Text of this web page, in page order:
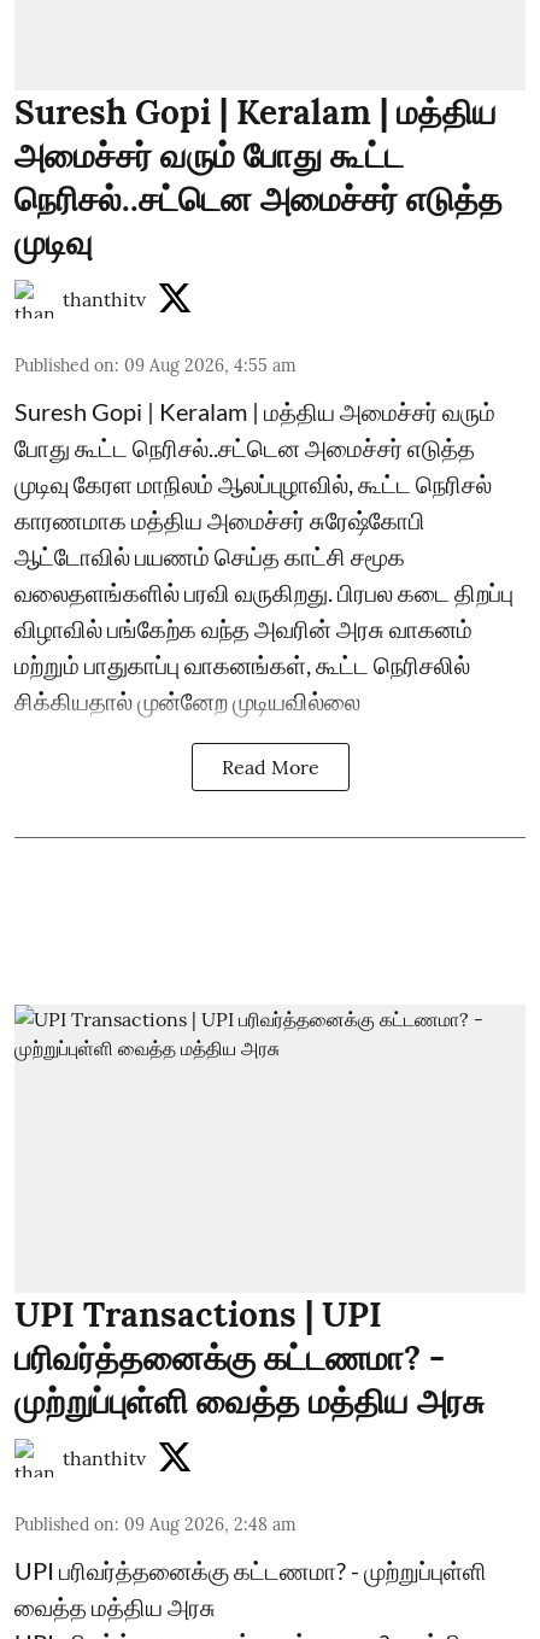
Suresh Gopi | Keralam | மத்திய
அமைச்சர் வரும் போது கூட்ட
நெரிசல்..சட்டென அமைச்சர் எடுத்த
முடிவு
thanthitv
Published on: 09 Aug 2026, 4:55 am
Suresh Gopi | Keralam | மத்திய அமைச்சர் வரும்
போது கூட்ட நெரிசல்..சட்டென அமைச்சர் எடுத்த
முடிவு கேரள மாநிலம் ஆலப்புழாவில், கூட்ட நெரிசல்
காரணமாக மத்திய அமைச்சர் சுரேஷ்கோபி
ஆட்டோவில் பயணம் செய்த காட்சி சமூக
வலைதளங்களில் பரவி வருகிறது. பிரபல கடை திறப்பு
விழாவில் பங்கேற்க வந்த அவரின் அரசு வாகனம்
மற்றும் பாதுகாப்பு வாகனங்கள், கூட்ட நெரிசலில்
சிக்கியதால் முன்னேற முடியவில்லை
Read More
UPI Transactions | UPI
பரிவர்த்தனைக்கு கட்டணமா? -
முற்றுப்புள்ளி வைத்த மத்திய அரசு
thanthitv
Published on: 09 Aug 2026, 2:48 am
UPI பரிவர்த்தனைக்கு கட்டணமா? - முற்றுப்புள்ளி
வைத்த மத்திய அரசு